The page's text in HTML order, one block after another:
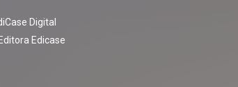
Digital
Editora Edicase